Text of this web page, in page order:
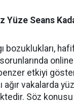
Yüze Seans
bozuklukları,
etkiyi
ağır vakalarda
Söz